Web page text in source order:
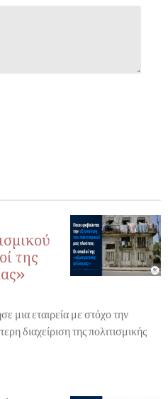
της
μια εταιρεία με στόχο την
διαχείριση της πολιτισμικής